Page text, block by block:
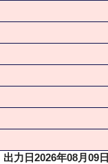
出力日2026年08月09日